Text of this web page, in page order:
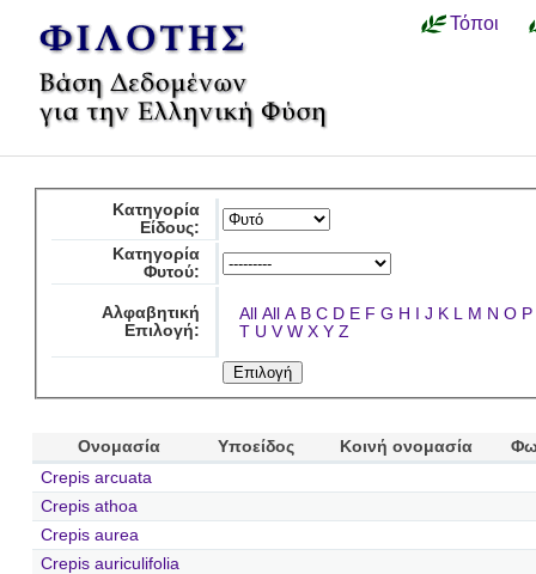
Τόποι
Κατηγορία
Είδους:
Κατηγορία
Φυτού:
Αλφαβητική
Επιλογή:
All All A B C D E F G H I J K L M N O P
T U V W X Y Z
Ονομασία Υποείδος Κοινή ονομασία
Crepis arcuata
Crepis athoa
Crepis aurea
Crepis auriculifolia